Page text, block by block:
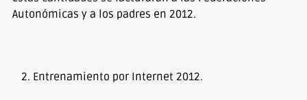
Autonómicas y a los padres en 2012.
Entrenamiento por Internet 2012.